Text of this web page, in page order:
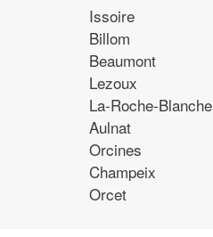
Issoire
Billom
Beaumont
Lezoux
La-Roche-Blanche
Aulnat
Orcines
Champeix
Orcet